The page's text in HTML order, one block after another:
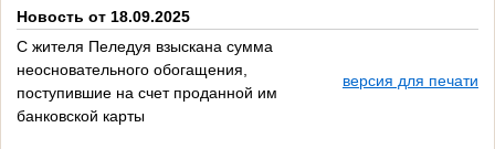
Новость от 18.09.2025
С жителя Пеледуя взыскана сумма
неосновательного обогащения,
поступившие на счет проданной им
банковской карты
версия для печати